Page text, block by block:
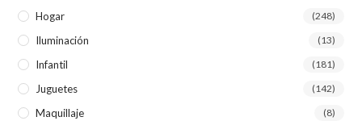
Hogar (248)
Iluminación (13)
Infantil (181)
Juguetes (142)
Maquillaje (8)